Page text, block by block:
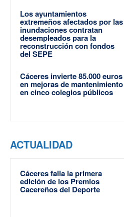
Los ayuntamientos
extremeños afectados por las
inundaciones contratan
desempleados para la
reconstrucción con fondos
del SEPE
Cáceres invierte 85.000 euros
en mejoras de mantenimiento
en cinco colegios públicos
ACTUALIDAD
Cáceres falla la primera
edición de los Premios
Cacereños del Deporte